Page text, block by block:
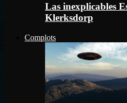
Las inexplicables
Klerksdorp
Complots